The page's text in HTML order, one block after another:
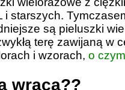
i starszych.
są pieluszki
terę zawijaną w
i wzorach, o
wraca??